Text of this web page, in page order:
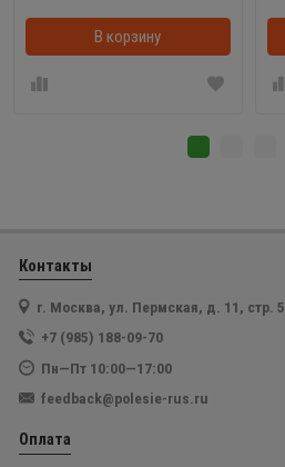
В корзину
Контакты
г. Москва, ул. Пермская, д. 11, стр. 5
+7 (985) 188-09-70
Пн—Пт 10:00—17:00
feedback@polesie-rus.ru
Оплата